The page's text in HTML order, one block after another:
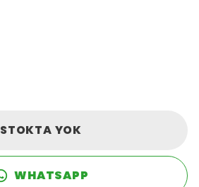
STOKTA YOK
WHATSAPP